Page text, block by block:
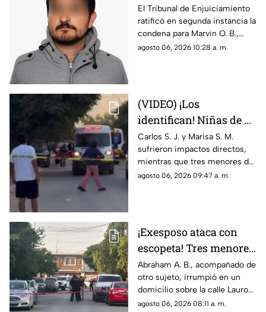
fuerza a menor de 12
años y lo viola en
Chihuahua; así logró
escapar
El Tribunal de Enjuiciamiento
ratificó en segunda instancia la
condena para Marvin O. B.,
quien agredió a un niño de 12
agosto 06, 2026 10:28 a. m.
(VIDEO) ¡Los
identifican! Niñas de 9
y 11 años y un
adolescente entre los
heridos de gravedad en
el ataque de esta
Carlos S. J. y Marisa S. M.
sufrieron impactos directos,
mientras que tres menores de
14, 11 y 9 años resultaron
familiar.
agosto 06, 2026 09:47 a. m.
¡Exesposo ataca con
escopeta! Tres menores
y una pareja resultan
gravemente heridos en
Ciudad Juárez
Abraham A. B., acompañado de
otro sujeto, irrumpió en un
domicilio sobre la calle Lauro
de Uranga; paramédicos
agosto 06, 2026 08:11 a. m.